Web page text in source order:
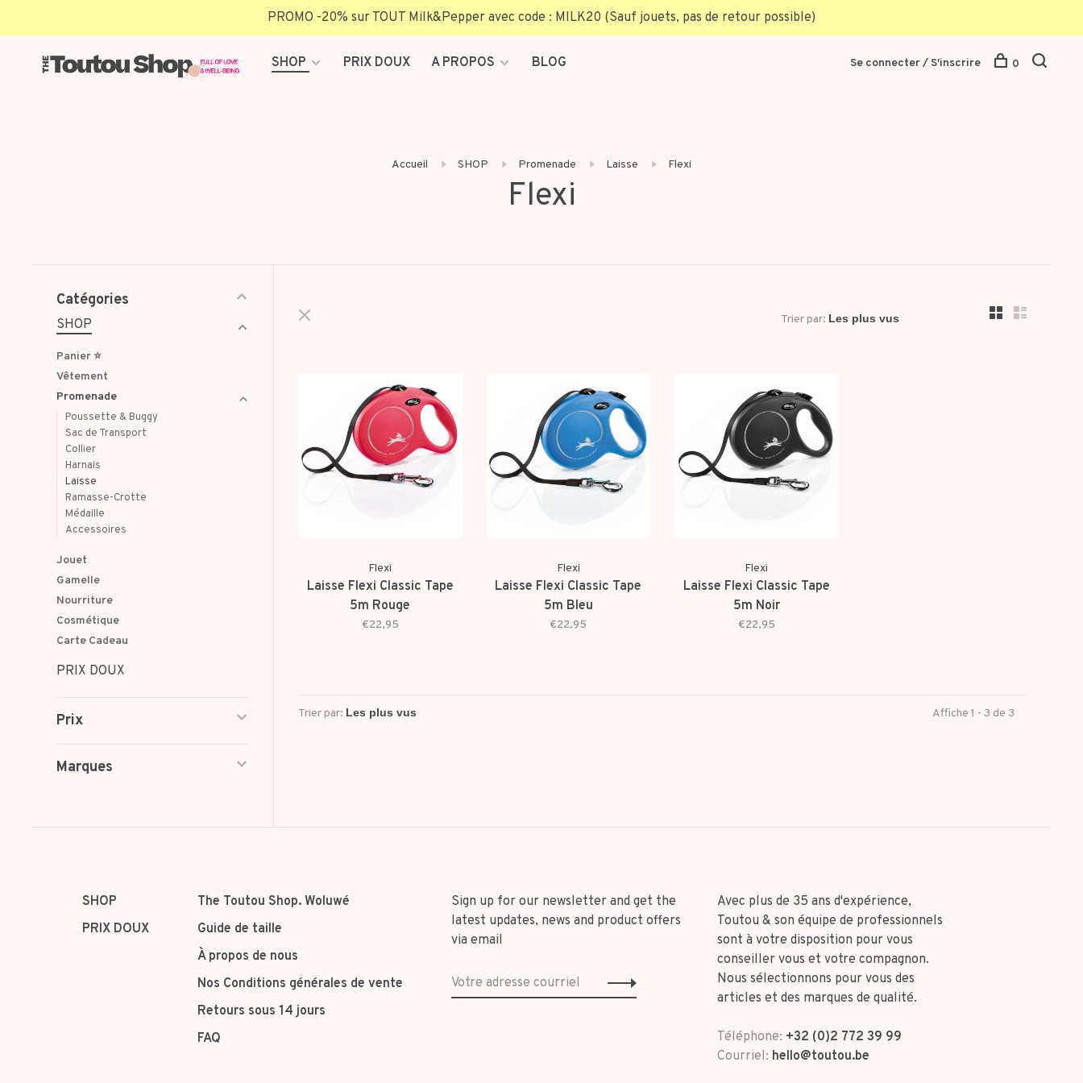
PROMO -20% sur TOUT Milk&Pepper avec code : MILK20 (Sauf jouets, pas de retour possible)
SHOP PRIX DOUX A PROPOS BLOG Se connecter / S'inscrire 0
Accueil SHOP Promenade Laisse Flexi
Flexi
Catégories
SHOP
Panier ⭐
Vêtement
Promenade
Poussette & Buggy
Sac de Transport
Collier
Harnais
Laisse
Ramasse-Crotte
Médaille
Accessoires
Jouet
Gamelle
Nourriture
Cosmétique
Carte Cadeau
PRIX DOUX
Prix
Marques
Trier par:
Flexi
Laisse Flexi Classic Tape
5m Rouge
€22,95
Flexi
Laisse Flexi Classic Tape
5m Bleu
€22,95
Flexi
Laisse Flexi Classic Tape
5m Noir
€22,95
Trier par: Affiche 1 - 3 de 3
SHOP
PRIX DOUX
The Toutou Shop. Woluwé
Guide de taille
À propos de nous
Nos Conditions générales de vente
Retours sous 14 jours
FAQ
Sign up for our newsletter and get the
latest updates, news and product offers
via email
Avec plus de 35 ans d'expérience,
Toutou & son équipe de professionnels
sont à votre disposition pour vous
conseiller vous et votre compagnon.
Nous sélectionnons pour vous des
articles et des marques de qualité.
Téléphone: +32 (0)2 772 39 99
Courriel: hello@toutou.be